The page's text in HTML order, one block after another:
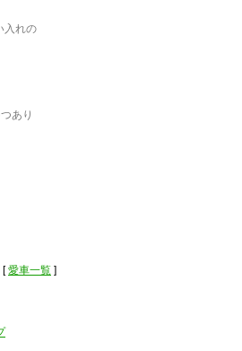
入れの
あり
[愛車一覧 ]